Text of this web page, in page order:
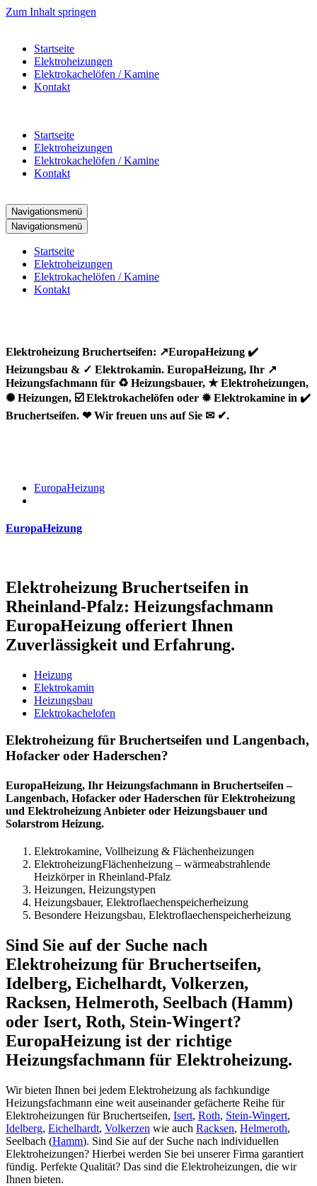
Zum Inhalt springen
Startseite
Elektroheizungen
Elektrokachelöfen / Kamine
Kontakt
Startseite
Elektroheizungen
Elektrokachelöfen / Kamine
Kontakt
Navigationsmenü
Navigationsmenü
Startseite
Elektroheizungen
Elektrokachelöfen / Kamine
Kontakt
Elektroheizung Bruchertseifen: ↗️EuropaHeizung ✔️
Heizungsbau & ✓ Elektrokamin. EuropaHeizung, Ihr ↗️
Heizungsfachmann für ♻ Heizungsbauer, ★ Elektroheizungen,
✺ Heizungen, ☑️ Elektrokachelöfen oder ✹ Elektrokamine in ✔️
Bruchertseifen. ❤ Wir freuen uns auf Sie ✉ ✔.
EuropaHeizung
EuropaHeizung
Elektroheizung Bruchertseifen in
Rheinland-Pfalz: Heizungsfachmann
EuropaHeizung offeriert Ihnen
Zuverlässigkeit und Erfahrung.
Heizung
Elektrokamin
Heizungsbau
Elektrokachelofen
Elektroheizung für Bruchertseifen und Langenbach,
Hofacker oder Haderschen?
EuropaHeizung, Ihr Heizungsfachmann in Bruchertseifen –
Langenbach, Hofacker oder Haderschen für Elektroheizung
und Elektroheizung Anbieter oder Heizungsbauer und
Solarstrom Heizung.
Elektrokamine, Vollheizung & Flächenheizungen
ElektroheizungFlächenheizung – wärmeabstrahlende
Heizkörper in Rheinland-Pfalz
Heizungen, Heizungstypen
Heizungsbauer, Elektroflaechenspeicherheizung
Besondere Heizungsbau, Elektroflaechenspeicherheizung
Sind Sie auf der Suche nach
Elektroheizung für Bruchertseifen,
Idelberg, Eichelhardt, Volkerzen,
Racksen, Helmeroth, Seelbach (Hamm)
oder Isert, Roth, Stein-Wingert?
EuropaHeizung ist der richtige
Heizungsfachmann für Elektroheizung.
Wir bieten Ihnen bei jedem Elektroheizung als fachkundige
Heizungsfachmann eine weit auseinander gefächerte Reihe für
Elektroheizungen für Bruchertseifen, Isert, Roth, Stein-Wingert,
Idelberg, Eichelhardt, Volkerzen wie auch Racksen, Helmeroth,
Seelbach (Hamm). Sind Sie auf der Suche nach individuellen
Elektroheizungen? Hierbei werden Sie bei unserer Firma garantiert
fündig. Perfekte Qualität? Das sind die Elektroheizungen, die wir
Ihnen bieten.